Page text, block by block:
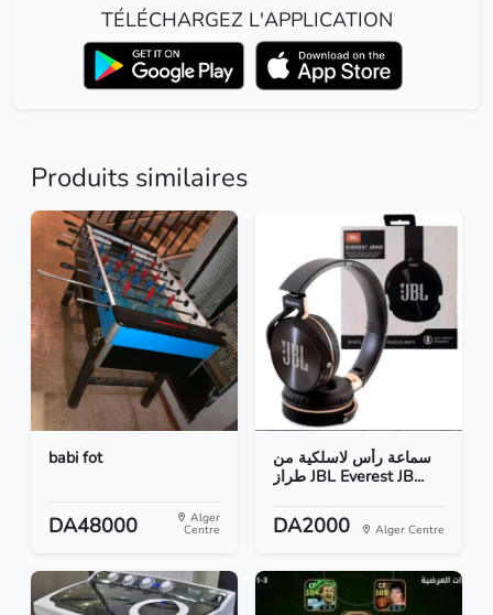
TÉLÉCHARGEZ L'APPLICATION
Produits similaires
babi fot
DA48000 Alger
Centre
سماعة رأس لاسلكية من
طراز JBL Everest JB...
DA2000 Alger Centre